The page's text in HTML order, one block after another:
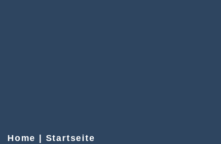
Home | Startseite